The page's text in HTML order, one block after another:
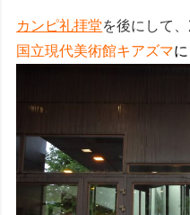
カンピ礼拝堂を後にして
国立現代美術館キアズマ